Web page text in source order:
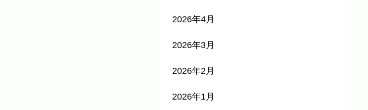
2026年4月
2026年3月
2026年2月
2026年1月